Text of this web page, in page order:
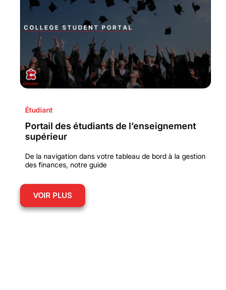
Étudiant
Portail des étudiants de l’enseignement
supérieur
De la navigation dans votre tableau de bord à la gestion
des finances, notre guide
VOIR PLUS